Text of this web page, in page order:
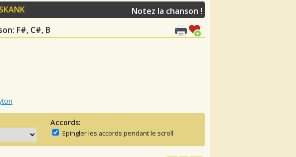
SKANK
: F#, C#, B
Notez la chanson !
Accords:
Epingler les accords pendant le scroll